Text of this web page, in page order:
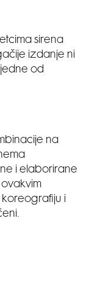
sirena
izdanje ni
od
na
i elaborirane
i